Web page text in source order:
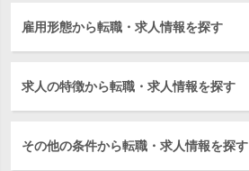
雇用形態から転職・求人情報を探す
求人の特徴から転職・求人情報を探す
その他の条件から転職・求人情報を探す